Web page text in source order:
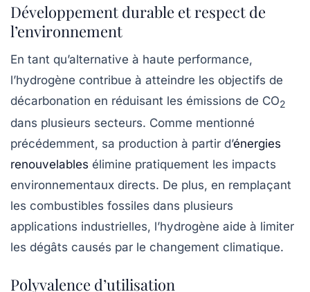
Développement durable et respect de
l’environnement
En tant qu’alternative à haute performance,
l’hydrogène contribue à atteindre les objectifs de
décarbonation en réduisant les émissions de CO2
dans plusieurs secteurs. Comme mentionné
précédemment, sa production à partir d’énergies
renouvelables élimine pratiquement les impacts
environnementaux directs. De plus, en remplaçant
les combustibles fossiles dans plusieurs
applications industrielles, l’hydrogène aide à limiter
les dégâts causés par le changement climatique.
Polyvalence d’utilisation